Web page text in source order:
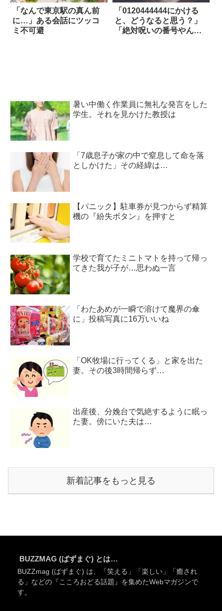
「なんで東京駅の真ん前
に…」ある会話にツッコ
ミ不可避
「0120444444にかける
と、どうなると思う？」
「絶対呪いの番号やん」
暑い中働く作業員に無礼な発言をした
学生。それを見かけた教授は
「7歳息子が家の中で窒息して命を落
としかけた」その経緯は…
【パニック】駐車券が見つからず精算
機の『紛失ボタン』を押すと
学校で育てたミニトマトを持って帰っ
てきた我が子が…思わぬ一言
「わたあめが一瞬で溶けて魔界の傘
に」投稿写真に16万いいね
「OK牧場に行ってくる」と家を出た
妻。その後3時間帰らず…
出産後、分娩台で気絶するように眠っ
た妻。傍にいた夫は…
新着記事をもっと見る
BUZZMAG (ばずまぐ) とは…
BUZZmag (ばずまぐ) は、「笑える」「楽しい」「癒され
る」などの『こころおどる話題』を集めたWebマガジンで
す。